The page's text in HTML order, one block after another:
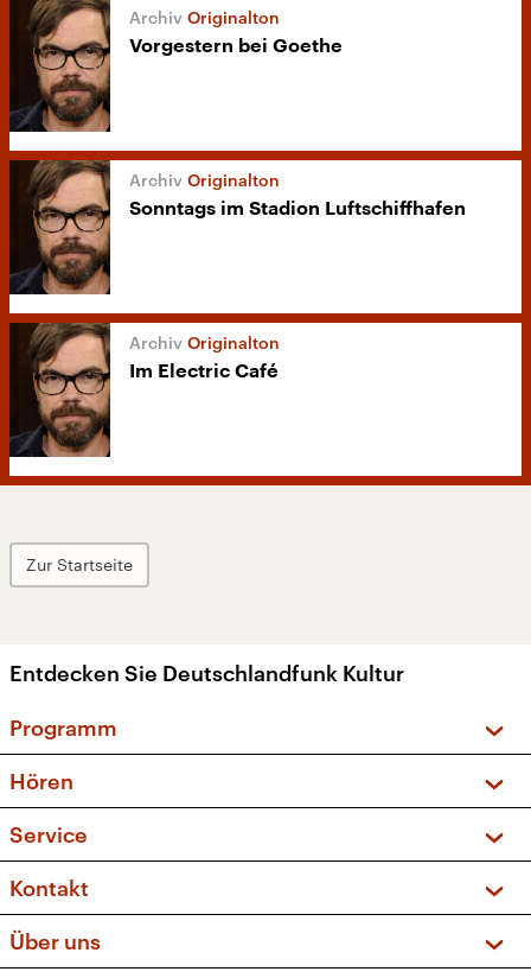
Originalton
Vorgestern bei Goethe
Originalton
Sonntags im Stadion Luftschiffhafen
Originalton
Im Electric Café
Zur Startseite
Entdecken Sie Deutschlandfunk Kultur
Programm
Sendungen und Podcasts
Musikliste
Kakadu – Das Kinderprogramm
Hören
Frequenzen (UKW + DAB+)
Service
FAQ
Apps
Newsletter
Kontakt
Social Media
Über uns